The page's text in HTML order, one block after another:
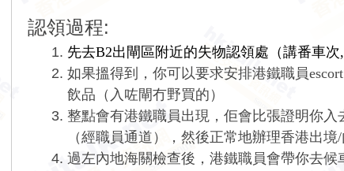
認領過程:
先去B2出閘區附近的失物認領處（講番車
如果搵得到，你可以要求安排港鐵職員
飲品（入咗閘冇野買的）
整點會有港鐵職員出現，佢會比張證明你
（經職員通道），然後正常地辦理香港出境/
過左內地海關檢查後，港鐵職員會帶你去候